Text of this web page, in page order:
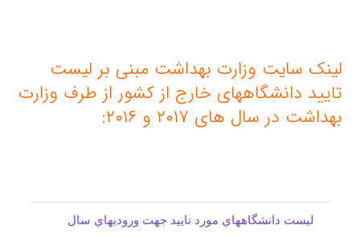
لینک سایت وزارت بهداشت مبنی بر لیست
تایید دانشگاههای خارج از کشور از طرف وزارت
بهداشت در سال های ۲۰۱۷ و ۲۰۱۶:
ليست دانشگاههاي مورد تاييد جهت وروديهاي سال